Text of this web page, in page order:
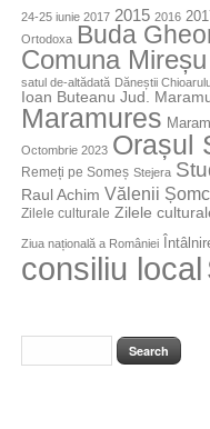
24-25 iunie 2017 2015 2016
Ortodoxa
Buda
Comuna
satul de-altădată Dăneștii
Ioan Buteanu Jud.
Maramures
Octombrie 2023 Orașul
Remeți pe Someș Stejera
Raul Achim Vălenii
Zilele culturale Zilele
Ziua națională a României
consiliu local